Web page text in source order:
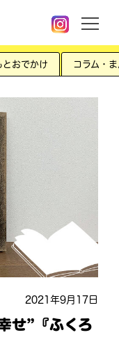
とおでかけ コラム・
2021年9月17日
せ”『ふくろ